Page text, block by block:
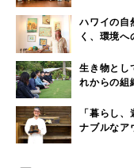
ハワイの
く、環境へ
生き物とし
れからの組
「暮らし
ナブルなア